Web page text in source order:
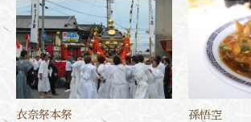
衣奈祭本祭 孫悟空